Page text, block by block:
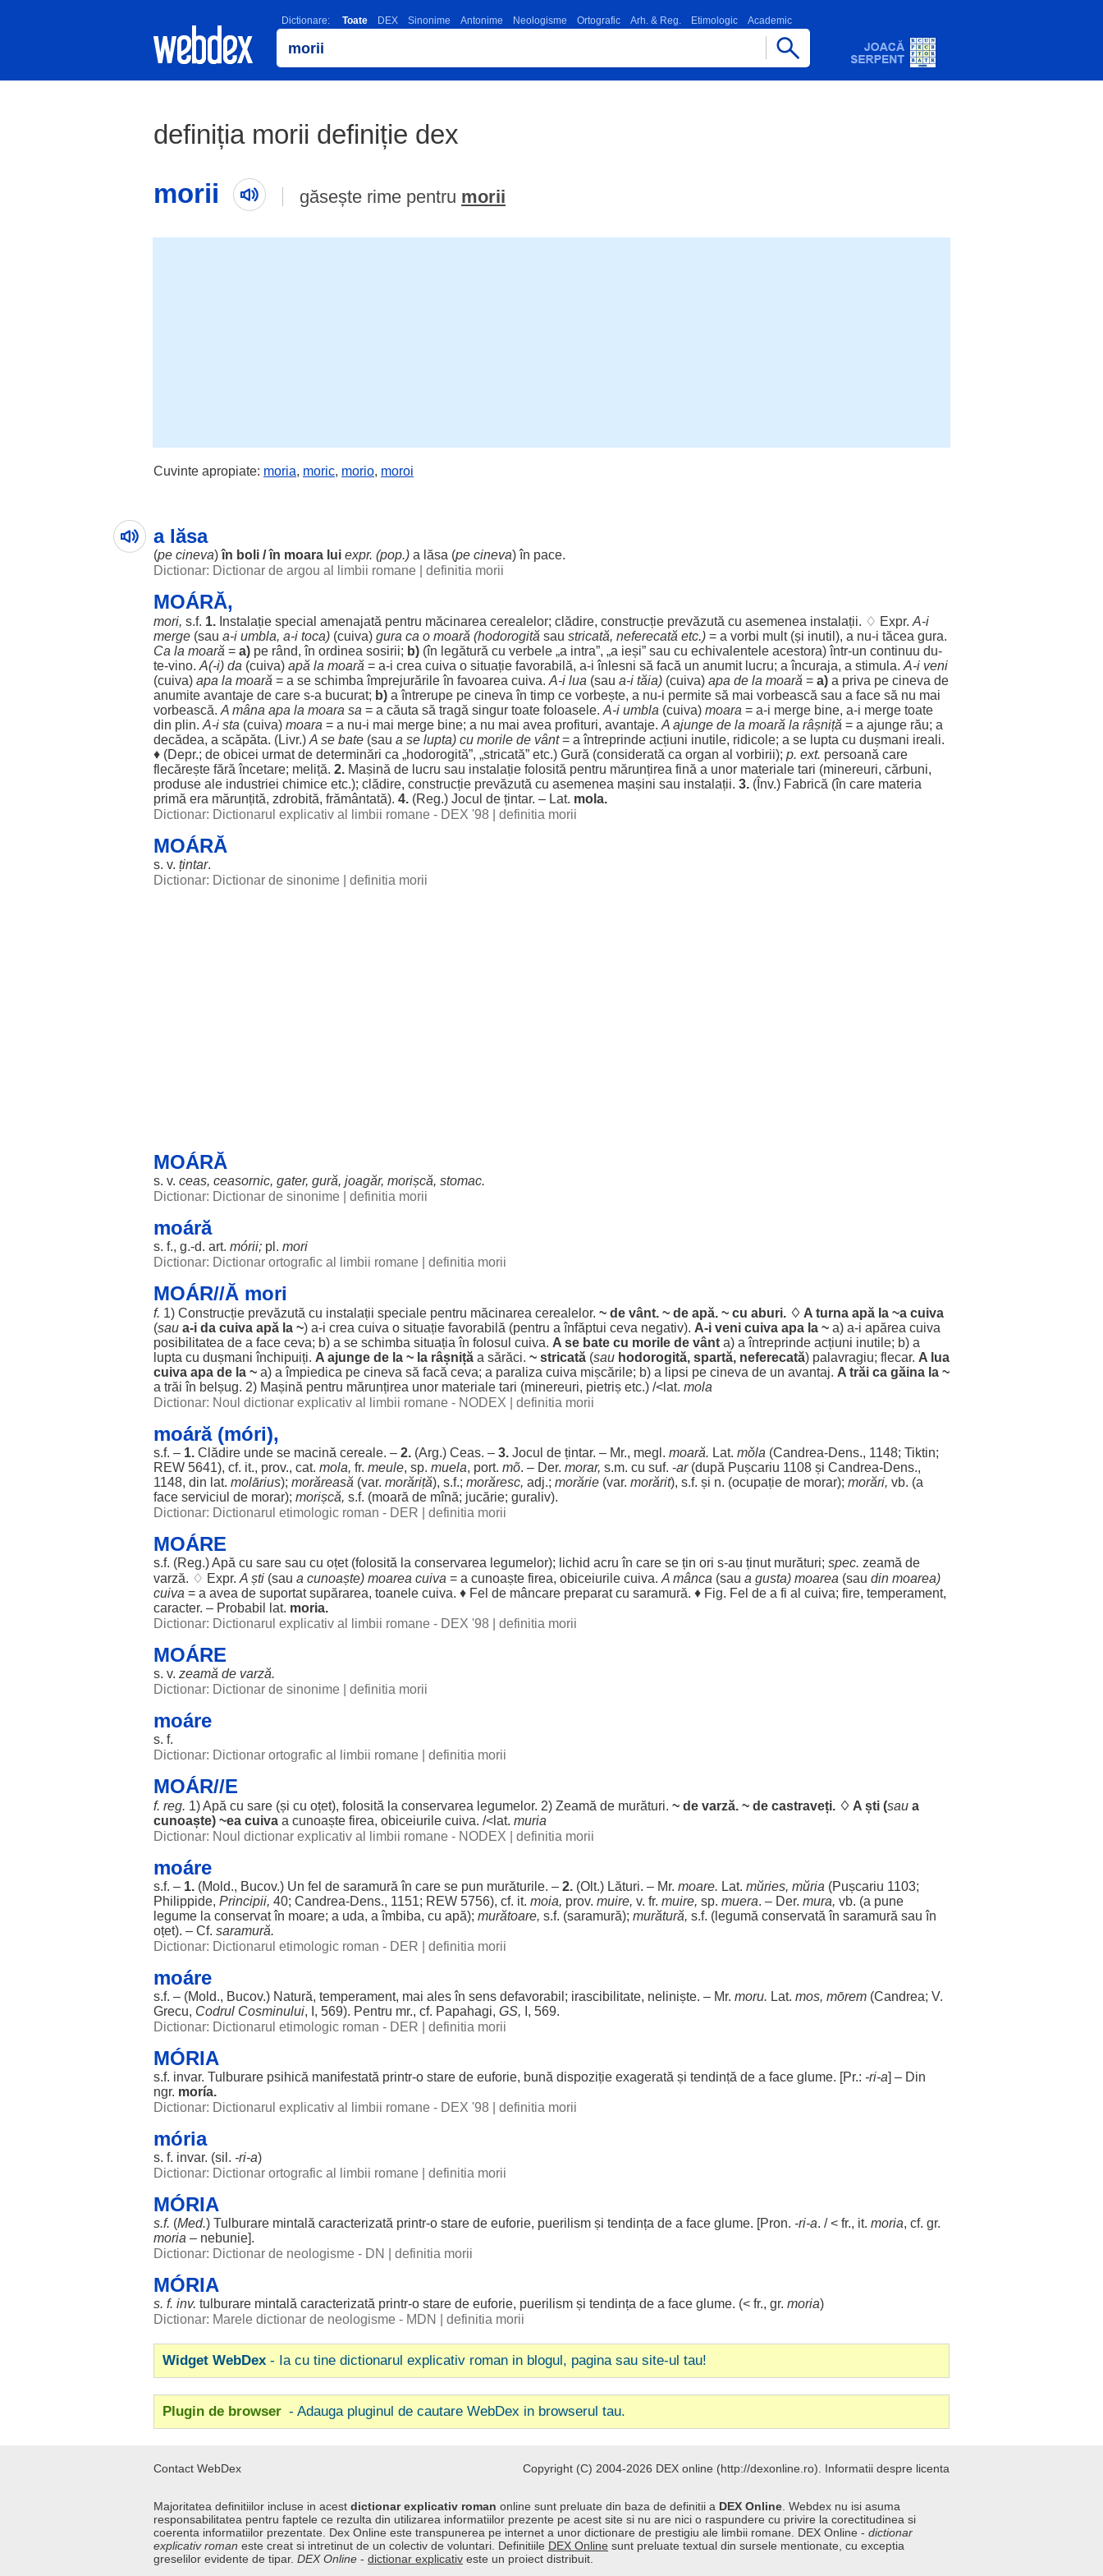
Dictionare: Toate DEX Sinonime Antonime Neologisme Ortografic Arh. & Reg. Etimologic Academic
definiția morii definiție dex
morii
găsește rime pentru morii
Cuvinte apropiate: moria, moric, morio, moroi
a lăsa
(pe cineva)în boli / în moara lui expr. (pop.) a lăsa (pe cineva) în pace.
Dictionar: Dictionar de argou al limbii romane
definitia morii
MOÁRĂ,
mori, s.f. 1. Instalație special amenajată pentru măcinarea cerealelor; clădire, construcție prevăzută cu asemenea instalații. ♢ Expr. A-i
merge (sau a-i umbla, a-i toca) (cuiva) gura ca o moară (hodorogită sau stricată, neferecată etc.) = a vorbi mult(și inutil ), a nu-i tăcea gura.
Ca la moară = a) pe rând, în ordinea sosirii; b) (în legătură cu verbele „a intra”, „a ieși” sau cu echivalentele acestora) într-un continuu du-
te-vino. A(-i) da (cuiva) apă la moară = a-i crea cuiva o situație favorabilă, a-iînlesni să facă un anumit lucru; aîncuraja, a stimula. A-i veni
(cuiva) apa la moară = a se schimba împrejurărileîn favoarea cuiva. A-i lua (sau a-i tăia) (cuiva) apa de la moară = a) a priva pe cineva de
anumite avantaje de care s-a bucurat; b) aîntrerupe pe cineva în timp ce vorbește, a nu-i permite să mai vorbească sau a face să nu mai
vorbească. A mâna apa la moara sa = a căuta să tragă singur toate foloasele. A-i umbla (cuiva) moara = a-i merge bine, a-i merge toate
din plin. A-i sta (cuiva) moara = a nu-i mai merge bine; a nu mai avea profituri, avantaje. A ajunge de la moară la râșniță = a ajunge rău; a
decădea, a scăpăta. (Livr.) A se bate (sau a se lupta) cu morile de vânt= aîntreprinde acțiuni inutile, ridicole; a se lupta cu dușmani ireali.
♦ (Depr.; de obicei urmatde determinări ca „hodorogită”, „stricată” etc.) Gură (considerată ca organ al vorbirii); p. ext. persoană care
flecărește fără încetare; meliță. 2. Mașină de lucru sau instalație folosită pentru mărunțirea fină a unor materiale tari (minereuri, cărbuni,
produse ale industriei chimice etc.); clădire, construcție prevăzută cu asemenea mașini sau instalații. 3. (Înv.) Fabrică (în care materia
primă era mărunțită, zdrobită, frământată). 4. (Reg.) Jocul de țintar. – Lat. mola.
Dictionar: Dictionarul explicativ al limbii romane - DEX '98
definitia morii
MOÁRĂ
s. v. țintar.
Dictionar: Dictionar de sinonime
definitia morii
MOÁRĂ
s. v. ceas, ceasornic, gater, gură, joagăr, morișcă, stomac.
Dictionar: Dictionar de sinonime
definitia morii
moáră
s. f., g.-d. art. mórii; pl. mori
Dictionar: Dictionar ortografic al limbii romane
definitia morii
MOÁR//Ă mori
f. 1) Construcție prevăzută cu instalații speciale pentru măcinarea cerealelor. ~ de vânt. ~ de apă. ~ cu aburi. ♢ A turna apă la ~a cuiva
(sau a-i da cuiva apă la ~) a-i crea cuiva o situație favorabilă (pentru aînfăptui ceva negativ). A-i veni cuiva apa la ~ a) a-i apărea cuiva
posibilitatea de a face ceva; b) a se schimba situația în folosul cuiva. A se bate cu morile de vânt a) aîntreprinde acțiuni inutile; b) a
lupta cu dușmani închipuiți. A ajunge de la ~ la râșniță a sărăci. ~ stricată (sau hodorogită, spartă, neferecată) palavragiu; flecar. A lua
cuiva apa de la ~ a) aîmpiedica pe cineva să facă ceva; a paraliza cuiva mișcările; b) a lipsi pe cineva de un avantaj. A trăi ca găina la ~
a trăi în belșug. 2) Mașină pentru mărunțirea unor materiale tari (minereuri, pietriș etc.) /<lat. mola
Dictionar: Noul dictionar explicativ al limbii romane - NODEX
definitia morii
moáră (móri),
s.f. – 1. Clădire unde se macină cereale. – 2. (Arg.) Ceas. – 3. Jocul de țintar. – Mr., megl. moară. Lat. mǒla (Candrea-Dens., 1148; Tiktin;
REW 5641), cf. it., prov., cat. mola, fr. meule, sp. muela, port. mõ. – Der. morar, s.m. cu suf. -ar(după Pușcariu 1108 și Candrea-Dens.,
1148, din lat. molārius); morăreasă (var. morăriță), s.f.; morăresc, adj.; morărie (var. morărit), s.f. și n. (ocupație de morar); morări, vb. (a
face serviciul de morar); morișcă, s.f. (moară de mînă; jucărie; guraliv).
Dictionar: Dictionarul etimologic roman - DER
definitia morii
MOÁRE
s.f. (Reg.)Apă cu sare sau cu oțet(folosită la conservarea legumelor); lichid acru în care se țin ori s-au ținut murături; spec. zeamă de
varză. ♢ Expr. A ști (sau a cunoaște) moarea cuiva = a cunoaște firea, obiceiurile cuiva. A mânca (sau a gusta) moarea (sau din moarea)
cuiva = a avea de suportat supărarea, toanele cuiva. ♦ Fel de mâncare preparatcu saramură. ♦ Fig. Fel de a fi al cuiva; fire, temperament,
caracter. – Probabil lat. moria.
Dictionar: Dictionarul explicativ al limbii romane - DEX '98
definitia morii
MOÁRE
s. v. zeamă de varză.
Dictionar: Dictionar de sinonime
definitia morii
moáre
s. f.
Dictionar: Dictionar ortografic al limbii romane
definitia morii
MOÁR//E
f. reg. 1)Apă cu sare (și cu oțet), folosită la conservarea legumelor. 2) Zeamă de murături. ~ de varză. ~ de castraveți. ♢ A ști (sau a
cunoaște) ~ea cuiva a cunoaște firea, obiceiurile cuiva. /<lat. muria
Dictionar: Noul dictionar explicativ al limbii romane - NODEX
definitia morii
moáre
s.f. – 1. (Mold., Bucov.) Un fel de saramură în care se pun murăturile. – 2. (Olt.) Lături. – Mr. moare. Lat. mŭries, mŭria (Pușcariu 1103;
Philippide, Principii, 40; Candrea-Dens., 1151; REW 5756), cf. it. moia, prov. muire, v. fr. muire, sp. muera. – Der. mura, vb. (a pune
legume la conservatîn moare; a uda, aîmbiba, cu apă); murătoare, s.f. (saramură); murătură, s.f. ( legumă conservată în saramură sau în
oțet). – Cf. saramură.
Dictionar: Dictionarul etimologic roman - DER
definitia morii
moáre
s.f. – (Mold., Bucov.) Natură, temperament, mai alesîn sens defavorabil ; irascibilitate, neliniște. – Mr. moru. Lat. mos, mōrem (Candrea; V.
Grecu, Codrul Cosminului, I, 569). Pentru mr., cf. Papahagi, GS, I, 569.
Dictionar: Dictionarul etimologic roman - DER
definitia morii
MÓRIA
s.f. invar. Tulburare psihică manifestată printr-o stare de euforie, bună dispoziție exagerată și tendință de a face glume. [Pr.: -ri-a] – Din
ngr. moría.
Dictionar: Dictionarul explicativ al limbii romane - DEX '98
definitia morii
mória
s. f. invar. (sil . -ri-a)
Dictionar: Dictionar ortografic al limbii romane
definitia morii
MÓRIA
s.f. (Med.) Tulburare mintală caracterizată printr-o stare de euforie, puerilism și tendința de a face glume. [Pron. -ri-a. / < fr., it. moria, cf. gr.
moria – nebunie].
Dictionar: Dictionar de neologisme - DN
definitia morii
MÓRIA
s. f. inv. tulburare mintală caracterizată printr-o stare de euforie, puerilism și tendința de a face glume. (< fr., gr. moria)
Dictionar: Marele dictionar de neologisme - MDN
definitia morii
Widget WebDex - Ia cu tine dictionarul explicativ roman in blogul, pagina sau site-ul tau!
Plugin de browser - Adauga pluginul de cautare WebDex in browserul tau.
Contact WebDex Copyright (C) 2004-2026 DEX online (http://dexonline.ro). Informatii despre licenta
Majoritatea definitiilor incluse in acest dictionar explicativ roman online sunt preluate din baza de definitii a DEX Online . Webdex nu isi asuma
responsabilitatea pentru faptele ce rezulta din utilizarea informatiilor prezente pe acest site si nu are nici o raspundere cu privire la corectitudinea si
coerenta informatiilor prezentate. Dex Online este transpunerea pe internet a unor dictionare de prestigiu ale limbii romane. DEX Online - dictionar
explicativ roman este creat si intretinut de un colectiv de voluntari. Definitiile DEX Online sunt preluate textual din sursele mentionate, cu exceptia
greselilor evidente de tipar. DEX Online - dictionar explicativ este un proiect distribuit.